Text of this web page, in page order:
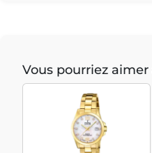
Vous pourriez aimer